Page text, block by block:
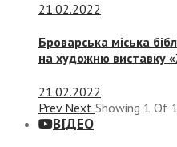
21.02.2022
Броварська міська
на художню виставку
21.02.2022
Prev Next Showing 1 Of
ВІДЕО